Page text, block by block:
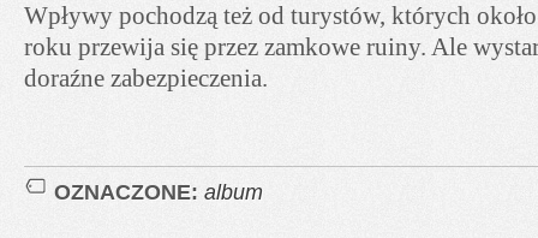
Wpływy pochodzą też od turystów, których
roku przewija się przez zamkowe ruiny. Ale
doraźne zabezpieczenia.
OZNACZONE: album